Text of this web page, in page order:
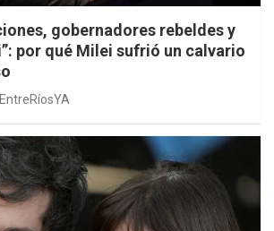
gobernadores rebeldes y
por qué Milei sufrió un calvario
EntreRíosYA